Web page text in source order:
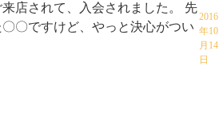
店されて、入会されました。 先
〇ですけど、やっと決心がつい
2016
年10
月14
日